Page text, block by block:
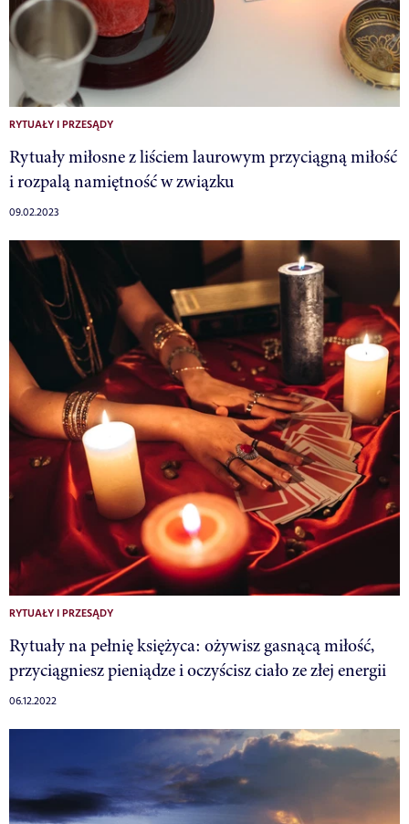
RYTUAŁY I PRZESĄDY
Rytuały miłosne z liściem laurowym przyciągną miłość
i rozpalą namiętność w związku
09.02.2023
RYTUAŁY I PRZESĄDY
Rytuały na pełnię księżyca: ożywisz gasnącą miłość,
przyciągniesz pieniądze i oczyścisz ciało ze złej energii
06.12.2022